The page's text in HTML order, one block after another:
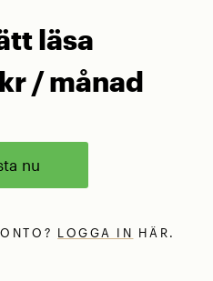
läsa
/ månad
nu
LOGGA IN HÄR.